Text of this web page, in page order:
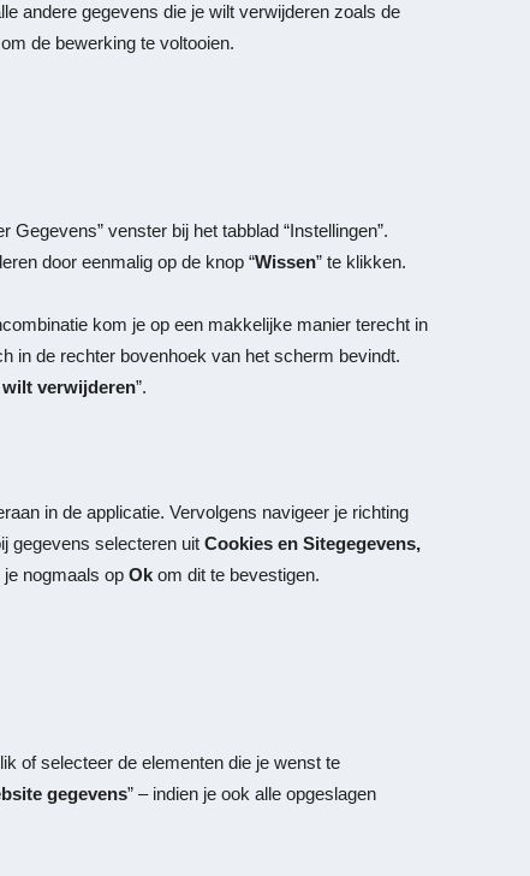
andere gegevens die je wilt verwijderen zoals de
om de bewerking te voltooien.
Gegevens” venster bij het tabblad “Instellingen”.
door eenmalig op de knop “Wissen” te klikken.
kom je op een makkelijke manier terecht in
in de rechter bovenhoek van het scherm bevindt.
verwijderen”.
in de applicatie. Vervolgens navigeer je richting
gegevens selecteren uitCookies en Sitegegevens,
je nogmaals opOk om dit te bevestigen.
of selecteer de elementen die je wenst te
gegevens” – indien je ook alle opgeslagen